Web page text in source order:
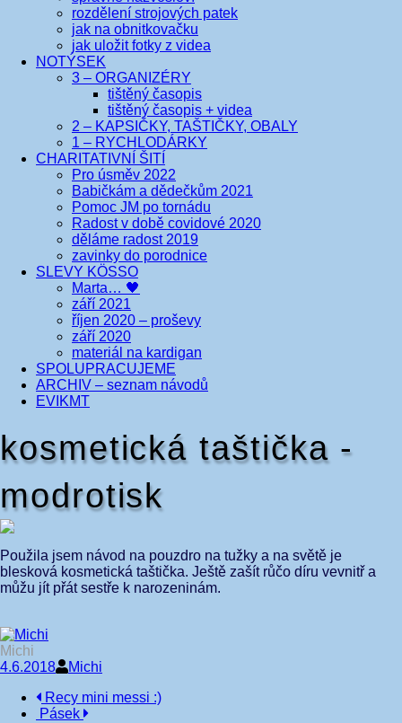
rozdělení strojových patek
jak na obnitkovačku
jak uložit fotky z videa
NOTÝSEK
3 – ORGANIZÉRY
tištěný časopis
tištěný časopis + videa
2 – KAPSIČKY, TAŠTIČKY, OBALY
1 – RYCHLODÁRKY
CHARITATIVNÍ ŠITÍ
Pro úsměv 2022
Babičkám a dědečkům 2021
Pomoc JM po tornádu
Radost v době covidové 2020
děláme radost 2019
zavinky do porodnice
SLEVY KÖSSO
Marta… 🖤
září 2021
říjen 2020 – proševy
září 2020
materiál na kardigan
SPOLUPRACUJEME
ARCHIV – seznam návodů
EVIKMT
kosmetická taštička -
modrotisk
Použila jsem návod na pouzdro na tužky a na světě je
blesková kosmetická taštička. Ještě zašít růčo díru vevnitř a
můžu jít přát sestře k narozeninám.
Michi
4.6.2018
Michi
NavigaceRecy mini messi :)
Pásek